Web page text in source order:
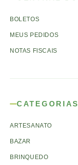
BOLETOS
MEUS PEDIDOS
NOTAS FISCAIS
CATEGORIAS
ARTESANATO
BAZAR
BRINQUEDO